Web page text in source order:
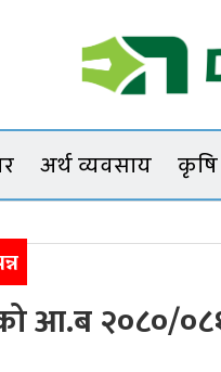
अर्थ व्यवसाय कृषि
आ.ब २०८०/